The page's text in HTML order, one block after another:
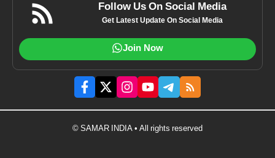
Follow Us On Social Media
Get Latest Update On Social Media
Join Now
© SAMAR INDIA • All rights reserved